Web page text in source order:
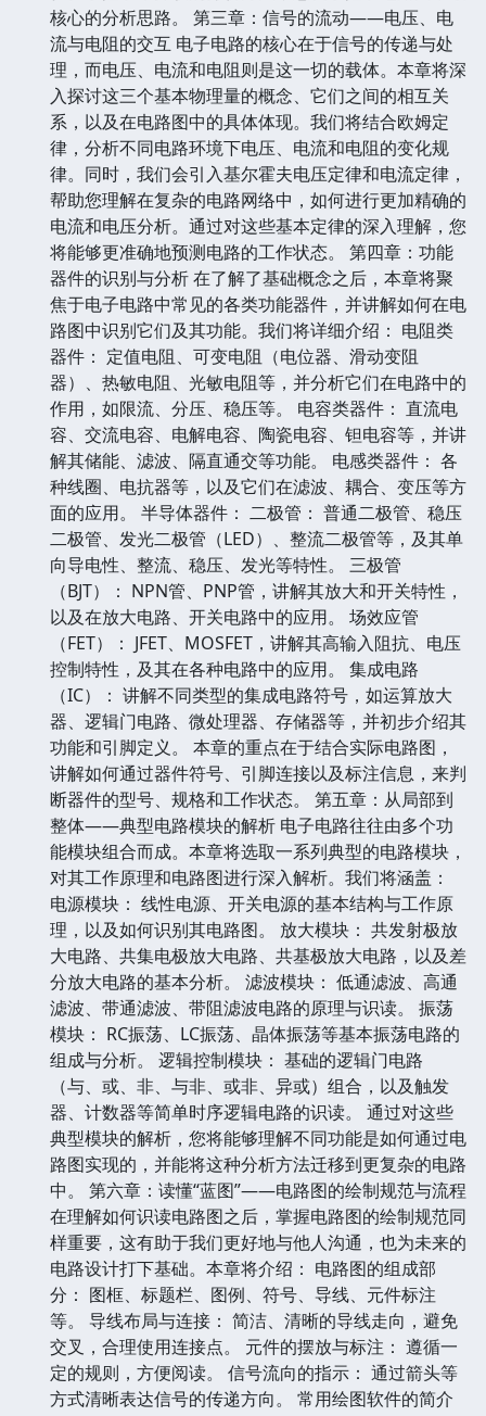
核心的分析思路。 第三章：信号的流动——电压、电
流与电阻的交互 电子电路的核心在于信号的传递与处
理，而电压、电流和电阻则是这一切的载体。本章将深
入探讨这三个基本物理量的概念、它们之间的相互关
系，以及在电路图中的具体体现。我们将结合欧姆定
律，分析不同电路环境下电压、电流和电阻的变化规
律。同时，我们会引入基尔霍夫电压定律和电流定律，
帮助您理解在复杂的电路网络中，如何进行更加精确的
电流和电压分析。通过对这些基本定律的深入理解，您
将能够更准确地预测电路的工作状态。 第四章：功能
器件的识别与分析 在了解了基础概念之后，本章将聚
焦于电子电路中常见的各类功能器件，并讲解如何在电
路图中识别它们及其功能。我们将详细介绍： 电阻类
器件： 定值电阻、可变电阻（电位器、滑动变阻
器）、热敏电阻、光敏电阻等，并分析它们在电路中的
作用，如限流、分压、稳压等。 电容类器件： 直流电
容、交流电容、电解电容、陶瓷电容、钽电容等，并讲
解其储能、滤波、隔直通交等功能。 电感类器件： 各
种线圈、电抗器等，以及它们在滤波、耦合、变压等方
面的应用。 半导体器件： 二极管： 普通二极管、稳压
二极管、发光二极管（LED）、整流二极管等，及其单
向导电性、整流、稳压、发光等特性。 三极管
（BJT）： NPN管、PNP管，讲解其放大和开关特性，
以及在放大电路、开关电路中的应用。 场效应管
（FET）： JFET、MOSFET，讲解其高输入阻抗、电压
控制特性，及其在各种电路中的应用。 集成电路
（IC）： 讲解不同类型的集成电路符号，如运算放大
器、逻辑门电路、微处理器、存储器等，并初步介绍其
功能和引脚定义。 本章的重点在于结合实际电路图，
讲解如何通过器件符号、引脚连接以及标注信息，来判
断器件的型号、规格和工作状态。 第五章：从局部到
整体——典型电路模块的解析 电子电路往往由多个功
能模块组合而成。本章将选取一系列典型的电路模块，
对其工作原理和电路图进行深入解析。我们将涵盖：
电源模块： 线性电源、开关电源的基本结构与工作原
理，以及如何识别其电路图。 放大模块： 共发射极放
大电路、共集电极放大电路、共基极放大电路，以及差
分放大电路的基本分析。 滤波模块： 低通滤波、高通
滤波、带通滤波、带阻滤波电路的原理与识读。 振荡
模块： RC振荡、LC振荡、晶体振荡等基本振荡电路的
组成与分析。 逻辑控制模块： 基础的逻辑门电路
（与、或、非、与非、或非、异或）组合，以及触发
器、计数器等简单时序逻辑电路的识读。 通过对这些
典型模块的解析，您将能够理解不同功能是如何通过电
路图实现的，并能将这种分析方法迁移到更复杂的电路
中。 第六章：读懂“蓝图”——电路图的绘制规范与流程
在理解如何识读电路图之后，掌握电路图的绘制规范同
样重要，这有助于我们更好地与他人沟通，也为未来的
电路设计打下基础。本章将介绍： 电路图的组成部
分： 图框、标题栏、图例、符号、导线、元件标注
等。 导线布局与连接： 简洁、清晰的导线走向，避免
交叉，合理使用连接点。 元件的摆放与标注： 遵循一
定的规则，方便阅读。 信号流向的指示： 通过箭头等
方式清晰表达信号的传递方向。 常用绘图软件的简介